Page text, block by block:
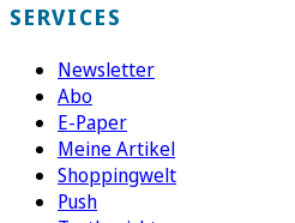
SERVICES
Newsletter
Abo
E-Paper
Meine Artikel
Shoppingwelt
Push